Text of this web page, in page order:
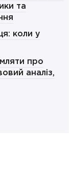
та
коли у
про
аналіз,